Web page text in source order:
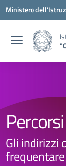
Vai ai contenuti
Vai al menu di
Vai al footer
Ministero
Gli indirizzi